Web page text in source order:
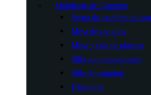
Mobiliario de Camping
Juego de muebles de
Mesa de camping
Mesa y silla de plástico
Silla con reposabrazos
Silla de camping
Directores